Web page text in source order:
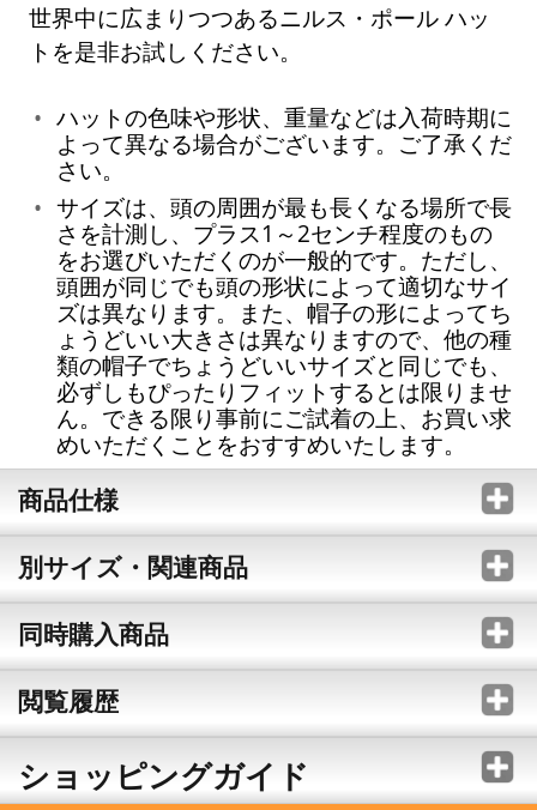
世界中に広まりつつあるニルス・ポール ハッ
トを是非お試しください。
ハットの色味や形状、重量などは入荷時期に
よって異なる場合がございます。ご了承くだ
さい。
サイズは、頭の周囲が最も長くなる場所で長
さを計測し、プラス1～2センチ程度のもの
をお選びいただくのが一般的です。ただし、
頭囲が同じでも頭の形状によって適切なサイ
ズは異なります。また、帽子の形によってち
ょうどいい大きさは異なりますので、他の種
類の帽子でちょうどいいサイズと同じでも、
必ずしもぴったりフィットするとは限りませ
ん。できる限り事前にご試着の上、お買い求
めいただくことをおすすめいたします。
商品仕様
別サイズ・関連商品
同時購入商品
閲覧履歴
ショッピングガイド